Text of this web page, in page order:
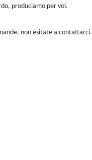
produciamo per voi.
non esitate a contattarci.